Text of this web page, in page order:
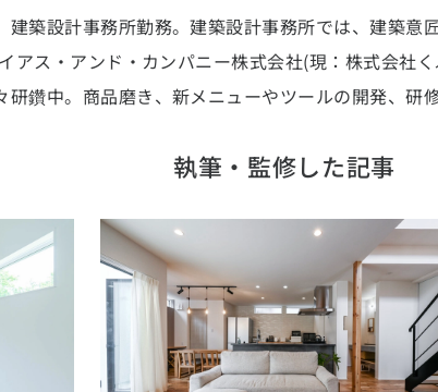
築設計事務所勤務。建築設計事務所では、建築
アス・アンド・カンパニー株式会社(現：株式会社
鑽中。商品磨き、新メニューやツールの開発、研
執筆・監修した記事
兵庫県 (36)京都府 (6)滋賀県 (0)奈良県 (6)和歌山
徳島県 (9) 愛媛県 (1)高知県 (4)
エリア
佐賀県 (2) 長崎県 (2)熊本県 (8)大分県 (17)宮崎県